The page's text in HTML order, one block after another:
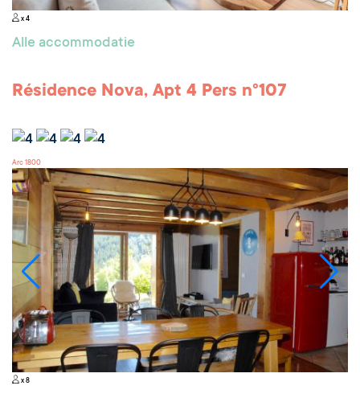
x 4
Alle accommodatie
Résidence Nova, Apt 4 Pers n°107
Arc 1800
x 8